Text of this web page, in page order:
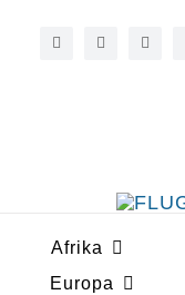
Afrika
Europa